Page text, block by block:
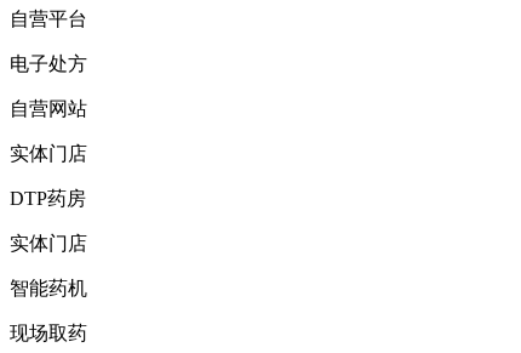
自营平台
电子处方
自营网站
实体门店
DTP药房
实体门店
智能药机
现场取药